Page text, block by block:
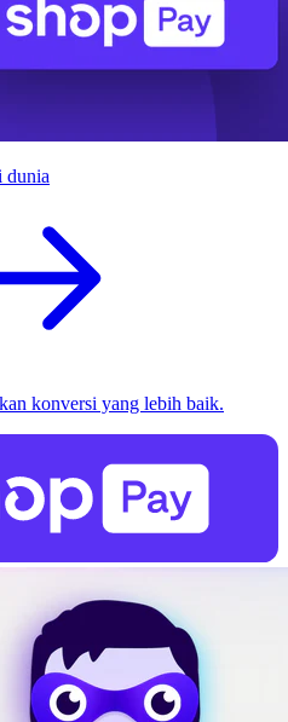
dunia
konversi yang lebih baik.